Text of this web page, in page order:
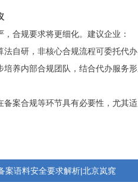
，合规要求将更细化。建议企业：
自研，非核心合规流程可委托代办
养内部合规团队，结合代办服务形
备案合规等环节具有必要性，尤其
案语料安全要求解析|北京岚窕